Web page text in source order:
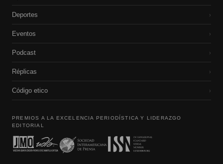
Deportes ›
Eventos ›
Podcast ›
Réplicas ›
Código etico ›
PREMIOS A LA EXCELENCIA PERIODÍSTICA Y LIDERAZGO
EDITORIAL